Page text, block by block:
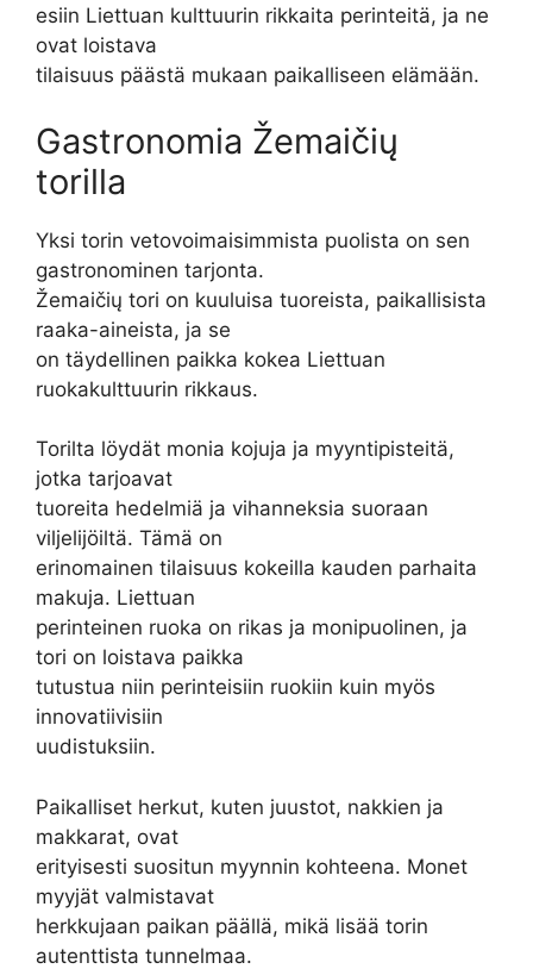
esiin Liettuan kulttuurin rikkaita perinteitä, ja ne
ovat loistava
tilaisuus päästä mukaan paikalliseen elämään.
Gastronomia Žemaičių
torilla
Yksi torin vetovoimaisimmista puolista on sen
gastronominen tarjonta.
Žemaičių tori on kuuluisa tuoreista, paikallisista
raaka-aineista, ja se
on täydellinen paikka kokea Liettuan
ruokakulttuurin rikkaus.
Torilta löydät monia kojuja ja myyntipisteitä,
jotka tarjoavat
tuoreita hedelmiä ja vihanneksia suoraan
viljelijöiltä. Tämä on
erinomainen tilaisuus kokeilla kauden parhaita
makuja. Liettuan
perinteinen ruoka on rikas ja monipuolinen, ja
tori on loistava paikka
tutustua niin perinteisiin ruokiin kuin myös
innovatiivisiin
uudistuksiin.
Paikalliset herkut, kuten juustot, nakkien ja
makkarat, ovat
erityisesti suositun myynnin kohteena. Monet
myyjät valmistavat
herkkujaan paikan päällä, mikä lisää torin
autenttista tunnelmaa.